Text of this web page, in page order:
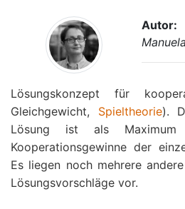
Autor:
Lösungskonzept für
Gleichgewicht, Spieltheorie).
Lösung ist als
Kooperationsgewinne der
Es liegen noch mehrere andere
Lösungsvorschläge vor.